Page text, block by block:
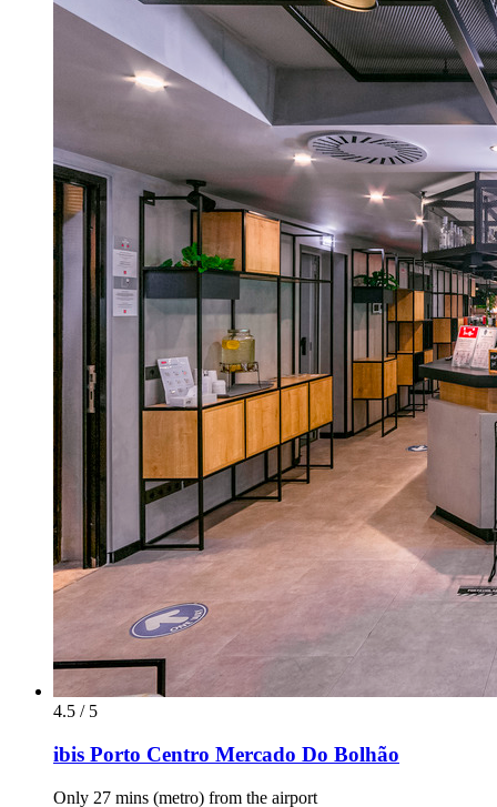
4.5 / 5
ibis Porto Centro Mercado Do Bolhão
Only 27 mins (metro) from the airport